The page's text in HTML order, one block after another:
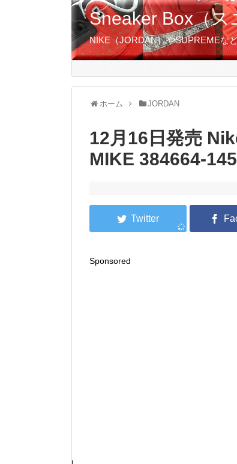
Sneaker Box（
NIKE（JORDAN）やSUPREMEな
ホーム JORDAN
12月16日発売
MIKE 384664-145
Sponsored